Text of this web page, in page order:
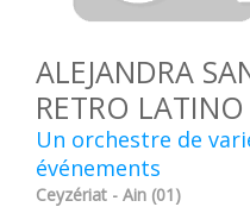
ALEJANDRA
RETRO LATINO
Un orchestre de
événements
Ceyzériat - Ain (01)